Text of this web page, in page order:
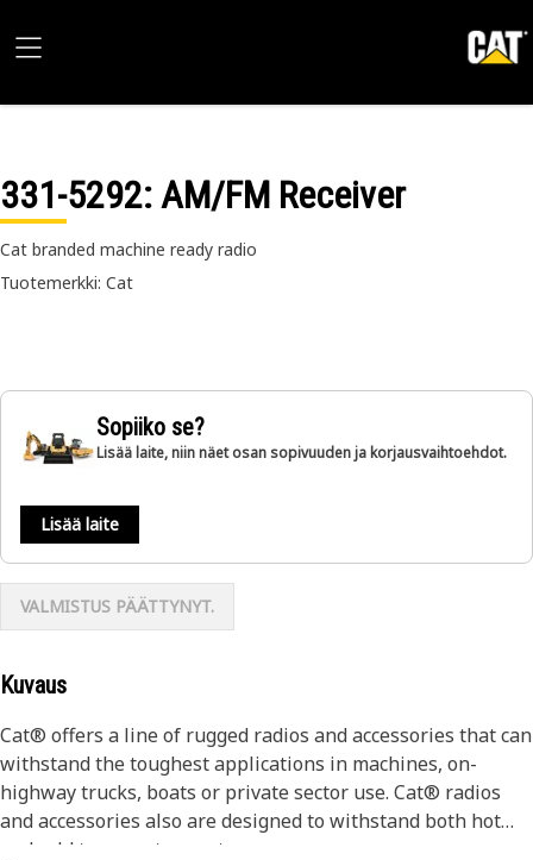
331-5292: AM/FM Receiver
Cat branded machine ready radio
Tuotemerkki: Cat
Sopiiko se?
Lisää laite, niin näet osan sopivuuden ja korjausvaihtoehdot.
Lisää laite
VALMISTUS PÄÄTTYNYT.
Kuvaus
Cat® offers a line of rugged radios and accessories that can
withstand the toughest applications in machines, on-
highway trucks, boats or private sector use. Cat® radios
and accessories also are designed to withstand both hot
and cold temperature extremes.